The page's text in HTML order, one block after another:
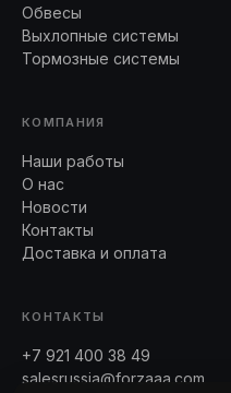
Обвесы
Выхлопные системы
Тормозные системы
КОМПАНИЯ
Наши работы
О нас
Новости
Контакты
Доставка и оплата
КОНТАКТЫ
+7 921 400 38 49
salesrussia@forzaaa.com